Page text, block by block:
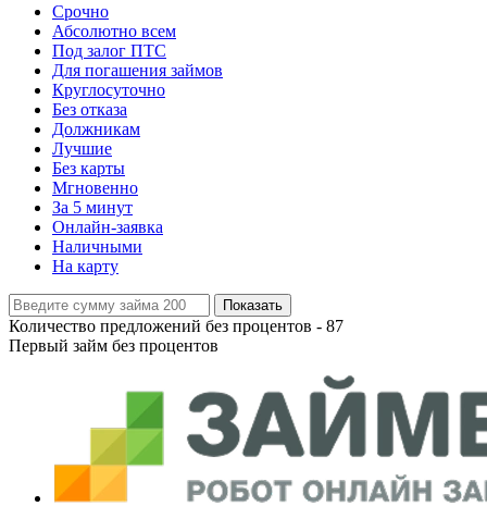
Срочно
Абсолютно всем
Под залог ПТС
Для погашения займов
Круглосуточно
Без отказа
Должникам
Лучшие
Без карты
Мгновенно
За 5 минут
Онлайн-заявка
Наличными
На карту
Показать
Количество предложений без процентов - 87
Первый займ без процентов